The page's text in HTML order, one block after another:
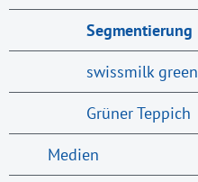
Segmentierung
swissmilk green
Grüner Teppich
Medien